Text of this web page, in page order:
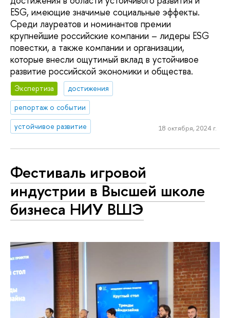
ESG, имеющие значимые социальные эффекты.
Среди лауреатов и номинантов премии
крупнейшие российские компании – лидеры ESG
повестки, а также компании и организации,
которые внесли ощутимый вклад в устойчивое
развитие российской экономики и общества.
Экспертиза
достижения
репортаж о событии
устойчивое развитие
18 октября, 2024 г.
Фестиваль игровой
индустрии в Высшей школе
бизнеса НИУ ВШЭ